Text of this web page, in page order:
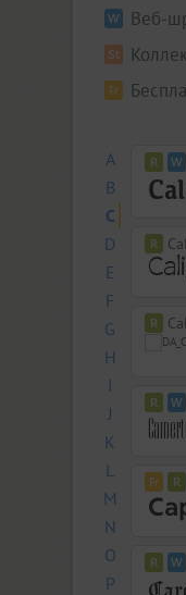
Веб-
A
B
C
D
E
F
G
H
I
J
K
L
M
N
O
P